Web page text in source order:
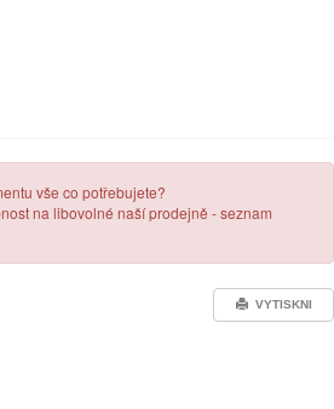
vše co potřebujete?
na libovolné naší prodejně - seznam
VYTISKNI